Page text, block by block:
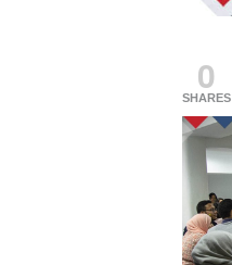
0
SHARES